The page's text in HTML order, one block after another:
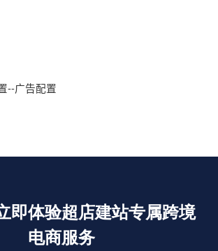
--广告配置
即体验超店建站专属跨境
电商服务